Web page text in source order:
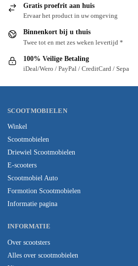
Gratis proefrit aan huis
Ervaar het product in uw omgeving
Binnenkort bij u thuis
Twee tot en met zes weken levertijd *
100% Veilige Betaling
iDeal/Wero / PayPal / CreditCard / Sepa
SCOOTMOBIELEN
Winkel
Scootmobielen
Driewiel Scootmobielen
E-scooters
Scootmobiel Auto
Formotion Scootmobielen
Informatie pagina
INFORMATIE
Over scootsters
Alles over scootmobielen